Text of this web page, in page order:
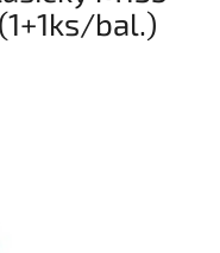
bal.)